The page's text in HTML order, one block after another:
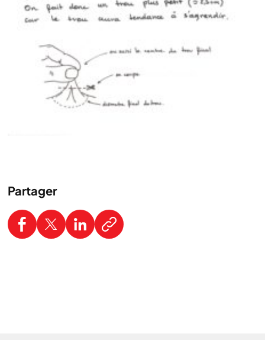
Partager